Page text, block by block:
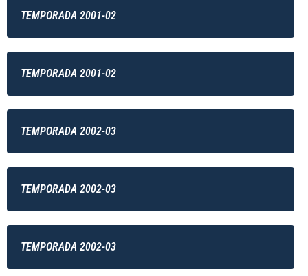
TEMPORADA 2001-02
TEMPORADA 2001-02
TEMPORADA 2002-03
TEMPORADA 2002-03
TEMPORADA 2002-03